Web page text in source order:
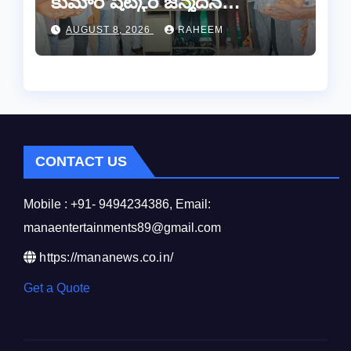
వేడుకలు..
AUGUST 8, 2026 RAHEEM
CONTACT US
Mobile : +91- 9494234386, Email:
manaentertainments89@gmail.com
https://mananews.co.in/
Get a Quote